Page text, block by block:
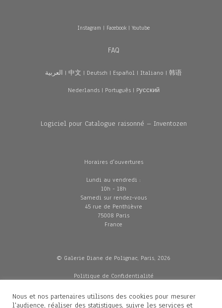
Instagram | Facebook| Youtube
FAQ
العربية | 中文 | Deutsch | Español | Italiano | 韩语
Nederlands| Português| Pусский
Logiciel pour Catalogue raisonné – Inventozen
Horaires d'ouvertures
Lundi au vendredi :
10h - 18h
Samedi sur rendez-vous
45 rue de Penthièvre
75008 Paris
France
© Galerie Diane de Polignac, Paris, 2026
Politique de Confidentialité
Mentions légales
Livraisons
Nous et nos partenaires utilisons des cookies pour mesurer
l'audience, réaliser des statistiques, suivre les services et